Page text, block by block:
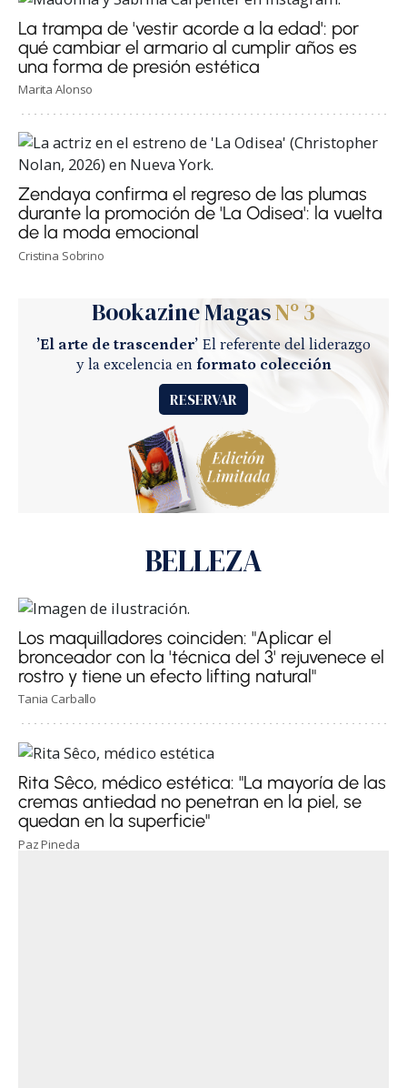
La trampa de 'vestir acorde a la edad': por
qué cambiar el armario al cumplir años es
una forma de presión estética
Marita Alonso
Zendaya confirma el regreso de las plumas
durante la promoción de 'La Odisea': la vuelta
de la moda emocional
Cristina Sobrino
Bookazine MagasNº 3
’El arte de trascender’ El referente del liderazgo
y la excelencia en formato colección
RESERVAR
BELLEZA
Los maquilladores coinciden: "Aplicar el
bronceador con la 'técnica del 3' rejuvenece el
rostro y tiene un efecto lifting natural"
Tania Carballo
Rita Sêco, médico estética: "La mayoría de las
cremas antiedad no penetran en la piel, se
quedan en la superficie"
Paz Pineda